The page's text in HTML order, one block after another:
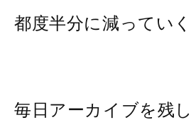
都度半分に減ってい
毎日アーカイブを残